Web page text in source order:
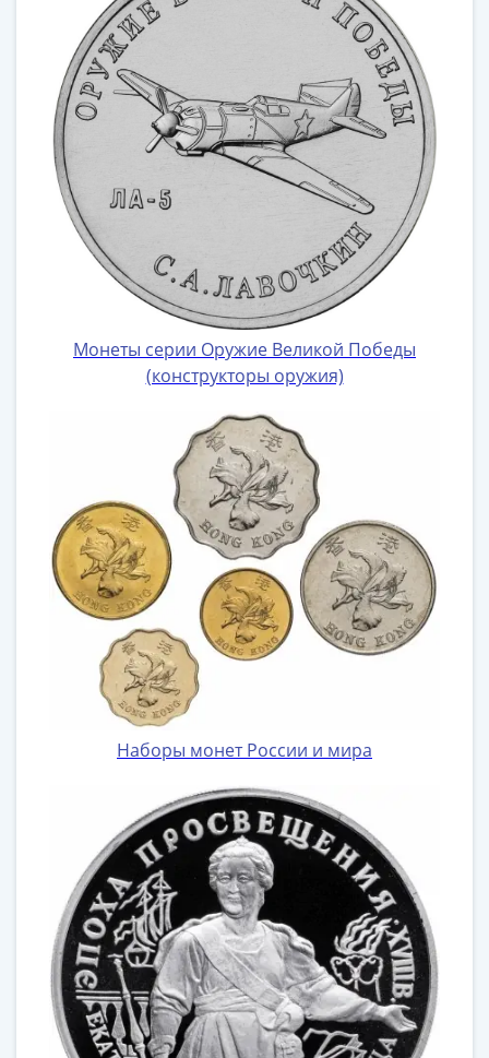
Монеты серии Оружие Великой Победы
(конструкторы оружия)
Наборы монет России и мира